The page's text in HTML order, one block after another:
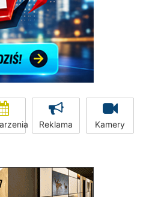
Reklama Kamery